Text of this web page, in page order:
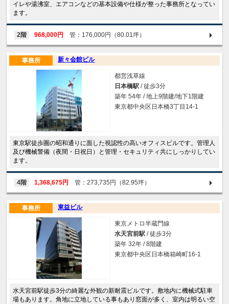
イレや湯沸室、エアコンなどの基本設備や仕様が整った事務所となってい
ます。
2階 968,000円 管：176,000円（80.01坪）
新々会館ビル
事務所
都営浅草線
日本橋駅 / 徒歩3分
築年 54年 / 地上9階建/地下1階建
東京都中央区日本橋3丁目14-1
東京駅徒歩圏の昭和通りに面した視認性の高いオフィスビルです。管理人
及び機械警備（夜間・日祝日）と管理・セキュリティ共にしっかりしてい
ます。
4階 1,368,675円 管：273,735円（82.95坪）
東益ビル
事務所
東京メトロ半蔵門線
水天宮前駅 / 徒歩3分
築年 32年 / 8階建
東京都中央区日本橋箱崎町16-1
水天宮前駅徒歩3分の綺麗な外観の新耐震ビルです。敷地内に機械式駐車
場もあります。角地に立地している事もあり窓面が多く、室内は明るい空